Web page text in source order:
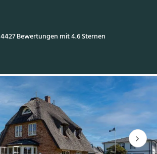
4427 Bewertungen mit 4.6 Sternen